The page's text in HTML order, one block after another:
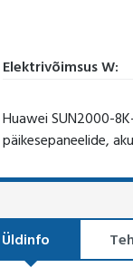
Elektrivõimsus W:
Huawei SUN2000-
päikesepaneelide,
Üldinfo